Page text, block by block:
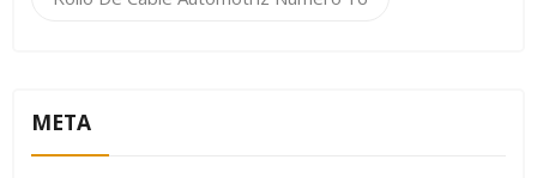
META